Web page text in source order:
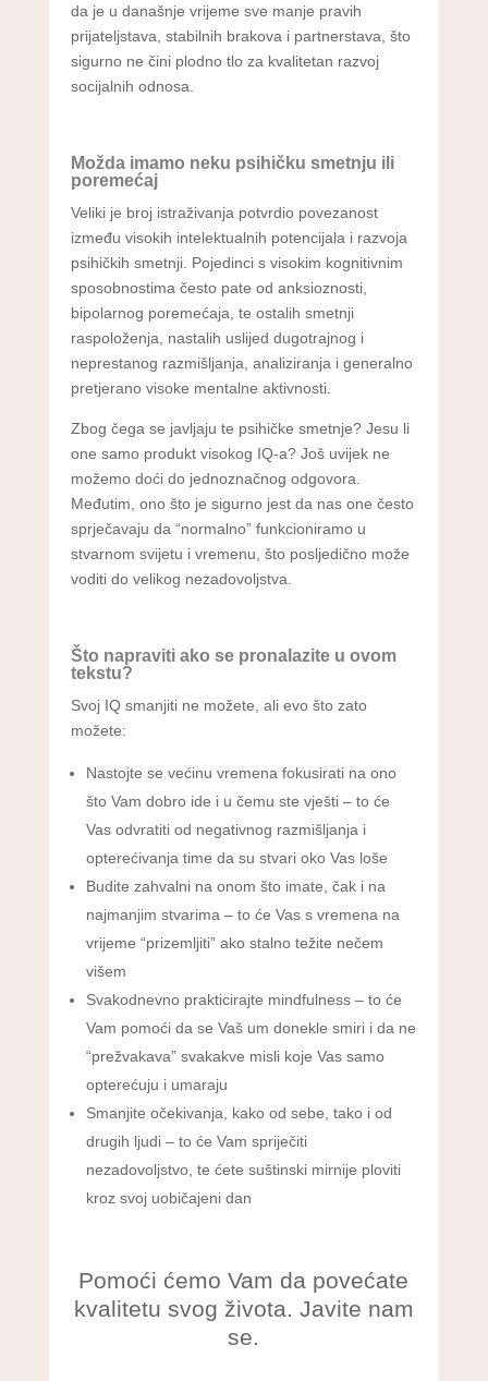
da je u današnje vrijeme sve manje pravih
prijateljstava, stabilnih brakova i partnerstava, što
sigurno ne čini plodno tlo za kvalitetan razvoj
socijalnih odnosa.
Možda imamo neku psihičku smetnju ili
poremećaj
Veliki je broj istraživanja potvrdio povezanost
između visokih intelektualnih potencijala i razvoja
psihičkih smetnji. Pojedinci s visokim kognitivnim
sposobnostima često pate od anksioznosti,
bipolarnog poremećaja, te ostalih smetnji
raspoloženja, nastalih uslijed dugotrajnog i
neprestanog razmišljanja, analiziranja i generalno
pretjerano visoke mentalne aktivnosti.
Zbog čega se javljaju te psihičke smetnje? Jesu li
one samo produkt visokog IQ-a? Još uvijek ne
možemo doći do jednoznačnog odgovora.
Međutim, ono što je sigurno jest da nas one često
sprječavaju da “normalno” funkcioniramo u
stvarnom svijetu i vremenu, što posljedično može
voditi do velikog nezadovoljstva.
Što napraviti ako se pronalazite u ovom
tekstu?
Svoj IQ smanjiti ne možete, ali evo što zato
možete:
Nastojte se većinu vremena fokusirati na ono
što Vam dobro ide i u čemu ste vješti – to će
Vas odvratiti od negativnog razmišljanja i
opterećivanja time da su stvari oko Vas loše
Budite zahvalni na onom što imate, čak i na
najmanjim stvarima – to će Vas s vremena na
vrijeme “prizemljiti” ako stalno težite nečem
višem
Svakodnevno prakticirajte mindfulness – to će
Vam pomoći da se Vaš um donekle smiri i da ne
“prežvakava” svakakve misli koje Vas samo
opterećuju i umaraju
Smanjite očekivanja, kako od sebe, tako i od
drugih ljudi – to će Vam spriječiti
nezadovoljstvo, te ćete suštinski mirnije ploviti
kroz svoj uobičajeni dan
Pomoći ćemo Vam da povećate
kvalitetu svog života. Javite nam
se.